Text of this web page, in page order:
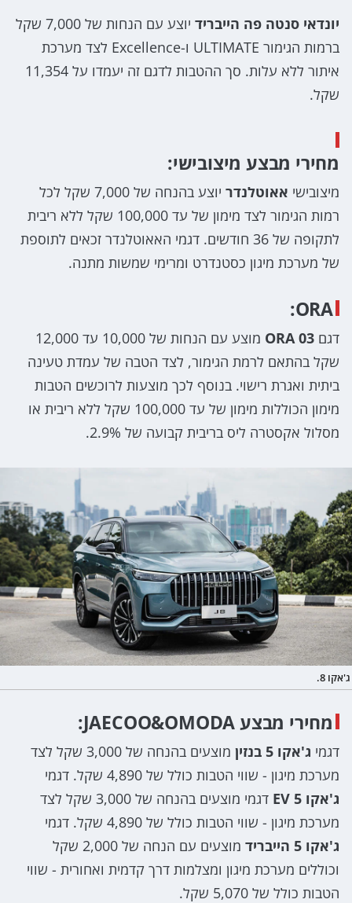
יונדאי סנטה פה הייבריד
יוצע עם הנחות של 7,000 שקל
ברמות הגימור ULTIMATE ו-Excellence לצד מערכת
איתור ללא עלות. סך ההטבות לדגם זה יעמדו על 11,354
שקל.
מחירי מבצע מיצובישי:
מיצובישי אאוטלנדר
יוצע בהנחה של 7,000 שקל לכל
רמות הגימור לצד מימון של עד 100,000 שקל ללא ריבית
לתקופה של 36 חודשים. דגמי האאוטלנדר זכאים לתוספת
של מערכת מיגון כסטנדרט ומרימי שמשות מתנה.
ORA:
דגם ORA 03
מוצע עם הנחות של 10,000 עד 12,000
שקל בהתאם לרמת הגימור, לצד הטבה של עמדת טעינה
ביתית ואגרת רישוי. בנוסף לכך מוצעות לרוכשים הטבות
מימון הכוללות מימון של עד 100,000 שקל ללא ריבית או
מסלול אקסטרה ליס בריבית קבועה של 2.9%.
ג'אקו 8.
מחירי מבצע JAECOO&OMODA:
דגמי ג'אקו 5 בנזין
מוצעים בהנחה של 3,000 שקל לצד
מערכת מיגון - שווי הטבות כולל של 4,890 שקל. דגמי
ג'אקו 5 EV
דגמי מוצעים בהנחה של 3,000 שקל לצד
מערכת מיגון - שווי הטבות כולל של 4,890 שקל. דגמי
ג'אקו 5 הייבריד
מוצעים עם הנחה של 2,000 שקל
וכוללים מערכת מיגון ומצלמות דרך קדמית ואחורית - שווי
הטבות כולל של 5,070 שקל.